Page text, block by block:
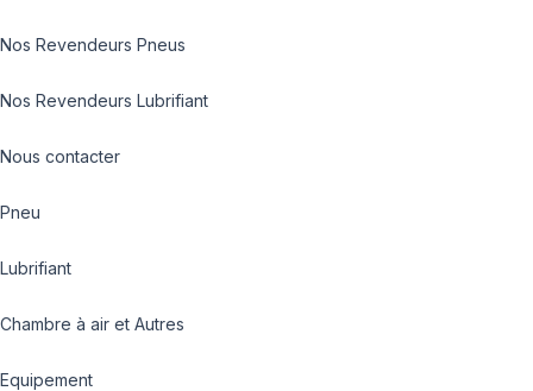
Nos Revendeurs Pneus
Nos Revendeurs Lubrifiant
Nous contacter
Pneu
Lubrifiant
Chambre à air et Autres
Equipement